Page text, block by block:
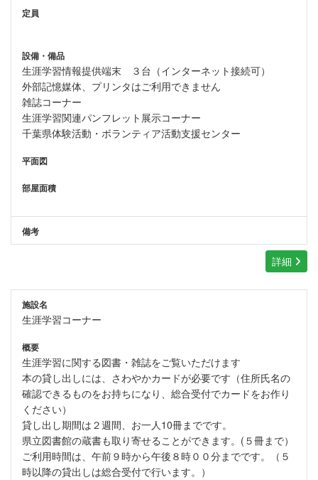
定員
設備・備品
生涯学習情報提供端末 ３台（インターネット接続可）
外部記憶媒体、プリンタはご利用できません
雑誌コーナー
生涯学習関連パンフレット展示コーナー
千葉県体験活動・ボランティア活動支援センター
平面図
部屋面積
備考
詳細
施設名
生涯学習コーナー
概要
生涯学習に関する図書・雑誌をご覧いただけます
本の貸し出しには、さわやかカードが必要です（住所氏名の
確認できるものをお持ちになり、総合受付でカードをお作り
ください）
貸し出し期間は２週間、お一人10冊までです。
県立図書館の蔵書も取り寄せることができます。(５冊まで）
ご利用時間は、午前９時から午後８時００分までです。（５
時以降の貸出しは総合受付で行います。）